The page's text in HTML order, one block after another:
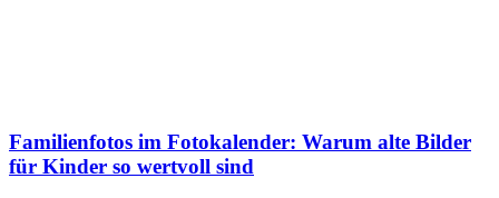
Familienfotos im Fotokalender: Warum alte Bilder
für Kinder so wertvoll sind